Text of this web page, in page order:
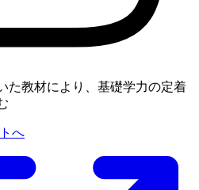
た教材により、基礎学力の定着
へ